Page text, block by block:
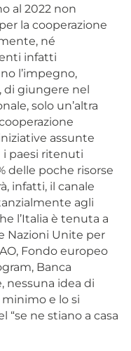
al 2022 non
la cooperazione
né
infatti
l’impegno,
di giungere nel
solo un’altra
assunte
i paesi ritenuti
delle poche risorse
infatti, il canale
agli
l’Italia è tenuta a
Nazioni Unite per
Fondo europeo
Banca
nessuna idea di
minimo e lo si
“se ne stiano a casa